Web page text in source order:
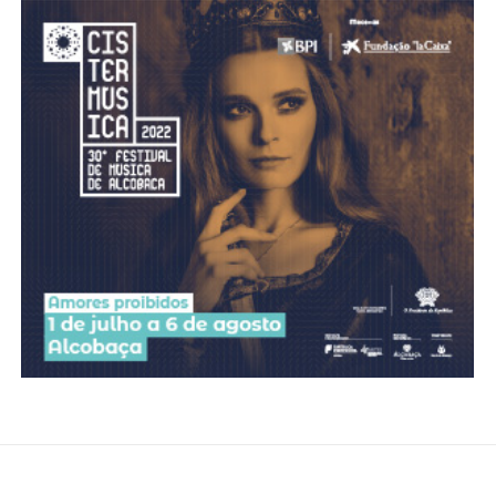
Acesso ao conteúdo online
Acesso aos conteúdos Exclusivos para
assinantes
Ofertas para assinatura anual
Escolha o plano